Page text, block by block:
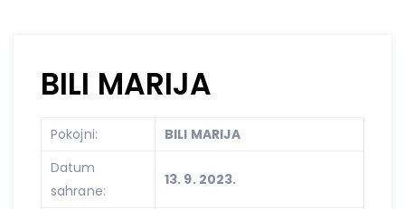
BILI MARIJA
Pokojni:
BILI MARIJA
Datum
sahrane:
13. 9. 2023.